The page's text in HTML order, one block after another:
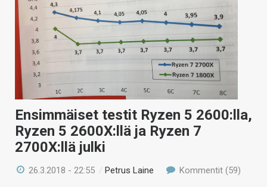
Ensimmäiset testit Ryzen 5 2600:lla,
Ryzen 5 2600X:llä ja Ryzen 7
2700X:llä julki
26.3.2018 - 22:55 / Petrus Laine Kommentit (59)